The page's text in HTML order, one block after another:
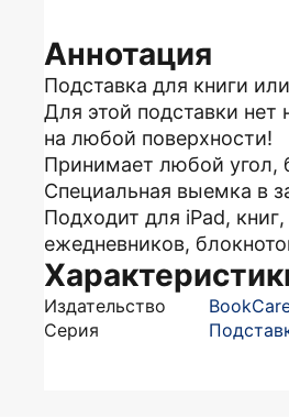
Аннотация
Подставка для книги
Для этой подставки нет
на любой поверхности!
Принимает любой угол,
Специальная выемка в
Подходит для iPad,
ежедневников,
Издательство
Серия